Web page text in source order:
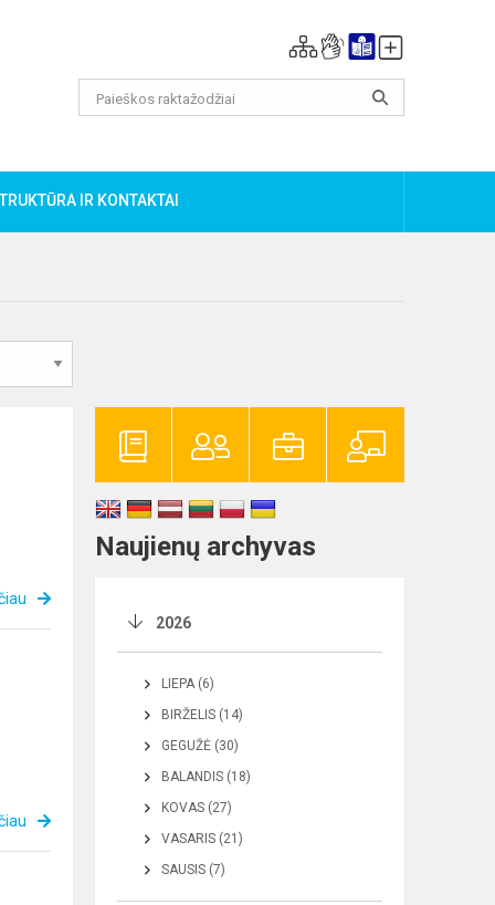
IR KONTAKTAI
Naujienų archyvas
2026
LIEPA (6)
BIRŽELIS (14)
GEGUŽĖ (30)
BALANDIS (18)
KOVAS (27)
VASARIS (21)
SAUSIS (7)